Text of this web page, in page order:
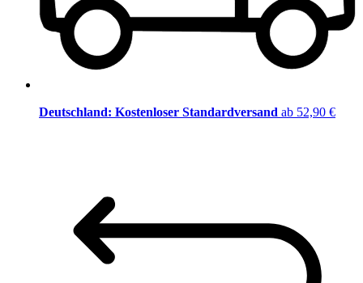
Deutschland: Kostenloser Standardversand ab 52,90 €